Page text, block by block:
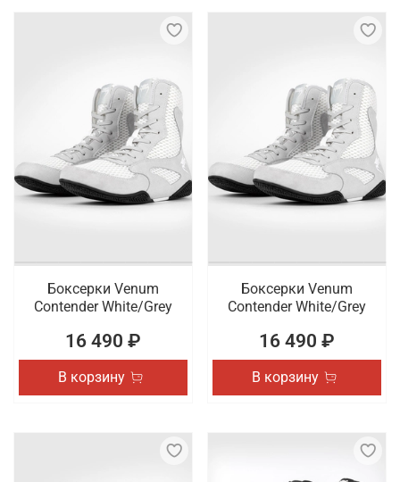
Боксерки Venum
Contender White/Grey
16 490 ₽
В корзину
Боксерки Venum
Contender White/Grey
16 490 ₽
В корзину